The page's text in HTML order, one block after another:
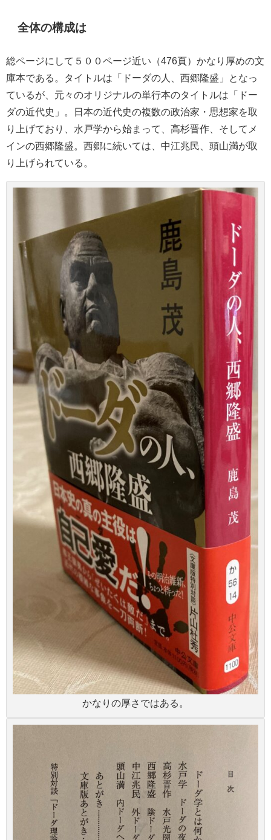
全体の構成は
総ページにして５００ページ近い（476頁）かなり厚めの文
庫本である。タイトルは「ドーダの人、西郷隆盛」となっ
ているが、元々のオリジナルの単行本のタイトルは「ドー
ダの近代史」。日本の近代史の複数の政治家・思想家を取
り上げており、水戸学から始まって、高杉晋作、そしてメ
インの西郷隆盛。西郷に続いては、中江兆民、頭山満が取
り上げられている。
かなりの厚さではある。